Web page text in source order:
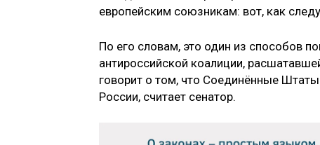
европейским союзникам: вот, как
По его словам, это один из способов
антироссийской коалиции,
говорит о том, что Соединённые
России, считает сенатор.